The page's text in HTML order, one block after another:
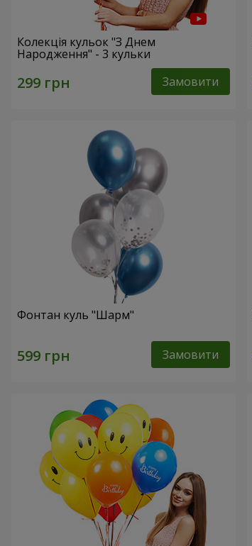
Колекція кульок "З Днем
Народження" - 3 кульки
Замовити
Фонтан куль "Шарм"
Замовити